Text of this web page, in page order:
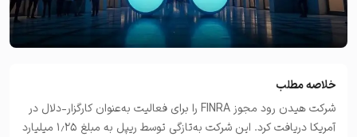
خلاصه مطلب
شرکت هیدن رود مجوز FINRA را برای فعالیت به‌عنوان کارگزار-دلال در
آمریکا دریافت کرد. این شرکت به‌تازگی توسط ریپل به مبلغ ۱٫۲۵ میلیارد